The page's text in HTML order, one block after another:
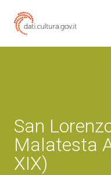
San
Malatesta
XIX)